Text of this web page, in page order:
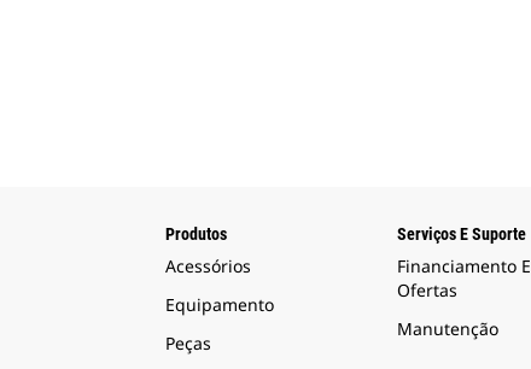
Produtos
Acessórios
Equipamento
Peças
Serviços E Suporte
Financiamento E
Ofertas
Manutenção